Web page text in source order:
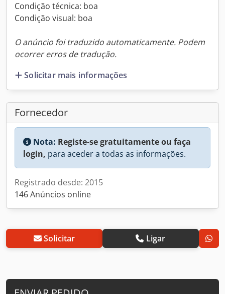
Condição técnica: boa
Condição visual: boa
O anúncio foi traduzido automaticamente. Podem
ocorrer erros de tradução.
Solicitar mais informações
Fornecedor
Nota: Registe-se gratuitamente ou faça
login, para aceder a todas as informações.
Registrado desde: 2015
146 Anúncios online
Solicitar Ligar